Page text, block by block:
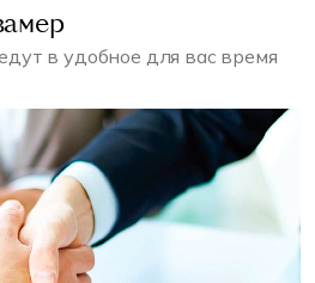
в удобное для вас время